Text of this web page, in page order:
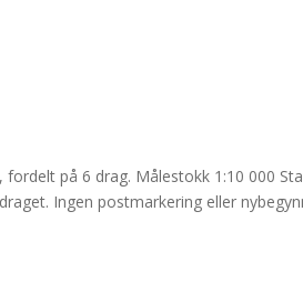
på 6 drag. Målestokk 1:10 000
Ingen postmarkering eller